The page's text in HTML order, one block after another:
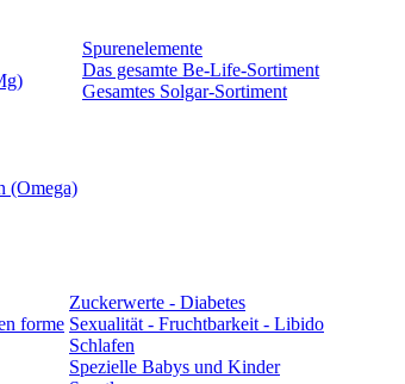
(Omega)
Spurenelemente
Das gesamte Be-Life-Sortiment
Gesamtes Solgar-Sortiment
forme
Zuckerwerte - Diabetes
Sexualität - Fruchtbarkeit - Libido
Schlafen
Spezielle Babys und Kinder